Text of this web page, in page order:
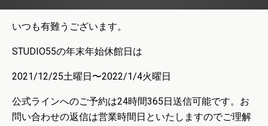
いつも有難うございます。
STUDIO55の年末年始休館日は
2021/12/25土曜日〜2022/1/4火曜日
公式ラインへのご予約は24時間365日送信可能です。お
問い合わせの返信は営業時間日といたしますのでご理解